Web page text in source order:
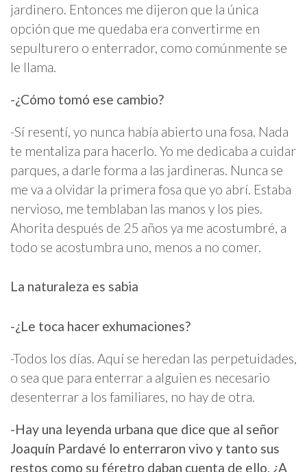
jardinero. Entonces me dijeron que la única
opción que me quedaba era convertirme en
sepulturero o enterrador, como comúnmente se
le llama.
-¿Cómo tomó ese cambio?
-Sí resentí, yo nunca había abierto una fosa. Nada
te mentaliza para hacerlo. Yo me dedicaba a cuidar
parques, a darle forma a las jardineras. Nunca se
me va a olvidar la primera fosa que yo abrí. Estaba
nervioso, me temblaban las manos y los pies.
Ahorita después de 25 años ya me acostumbré, a
todo se acostumbra uno, menos a no comer.
La naturaleza es sabia
-¿Le toca hacer exhumaciones?
-Todos los días. Aquí se heredan las perpetuidades,
o sea que para enterrar a alguien es necesario
desenterrar a los familiares, no hay de otra.
-Hay una leyenda urbana que dice que al señor
Joaquín Pardavé lo enterraron vivo y tanto sus
restos como su féretro daban cuenta de ello. ¿A